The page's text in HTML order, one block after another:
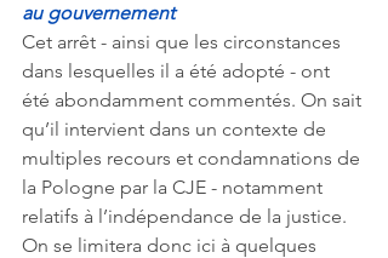
au gouvernement
Cet arrêt - ainsi que les circonstances
dans lesquelles il a été adopté - ont
été abondamment commentés. On sait
qu’il intervient dans un contexte de
multiples recours et condamnations de
la Pologne par la CJE - notamment
relatifs à l’indépendance de la justice.
On se limitera donc ici à quelques